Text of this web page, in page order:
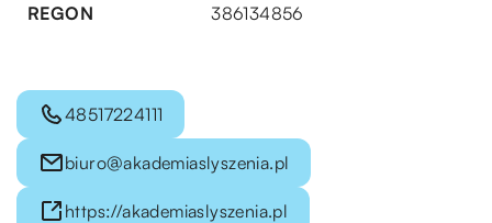
REGON 386134856
48517224111
biuro@akademiaslyszenia.pl
https://akademiaslyszenia.pl